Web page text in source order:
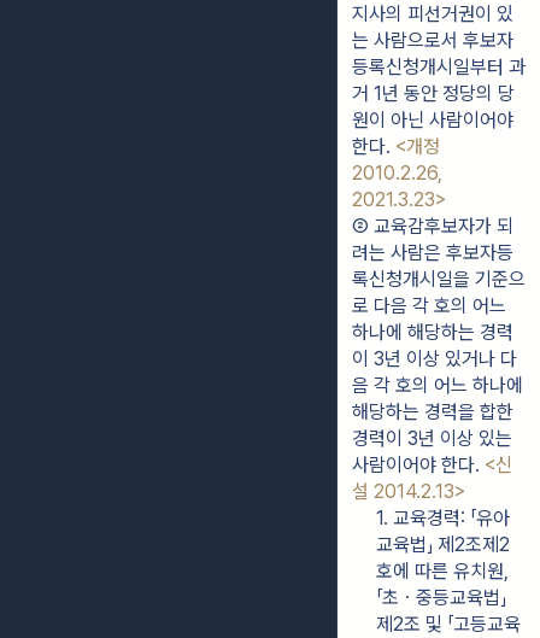
지사의 피선거권이 있
는 사람으로서 후보자
등록신청개시일부터 과
거 1년 동안 정당의 당
원이 아닌 사람이어야
한다. <개정
2010.2.26,
2021.3.23>
② 교육감후보자가 되
려는 사람은 후보자등
록신청개시일을 기준으
로 다음 각 호의 어느
하나에 해당하는 경력
이 3년 이상 있거나 다
음 각 호의 어느 하나에
해당하는 경력을 합한
경력이 3년 이상 있는
사람이어야 한다. <신
설 2014.2.13>
1. 교육경력: 「유아
교육법」 제2조제2
호에 따른 유치원,
「초ㆍ중등교육법」
제2조 및 「고등교육